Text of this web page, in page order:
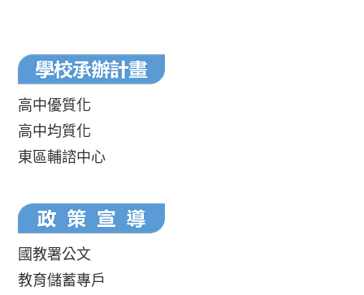
高中優質化
高中均質化
東區輔諮中心
國教署公文
教育儲蓄專戶